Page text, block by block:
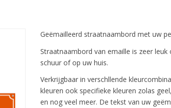
Geëmailleerd straatnaambord met uw
Straatnaambord van emaille is zeer
schuur of op uw huis.
Verkrijgbaar in verschllende
kleuren ook specifieke kleuren zolas
en nog veel meer. De tekst van uw